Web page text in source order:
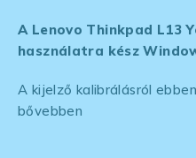
A Lenovo Thinkpad L13
használatra kész
A kijelző kalibrálásról
bővebben